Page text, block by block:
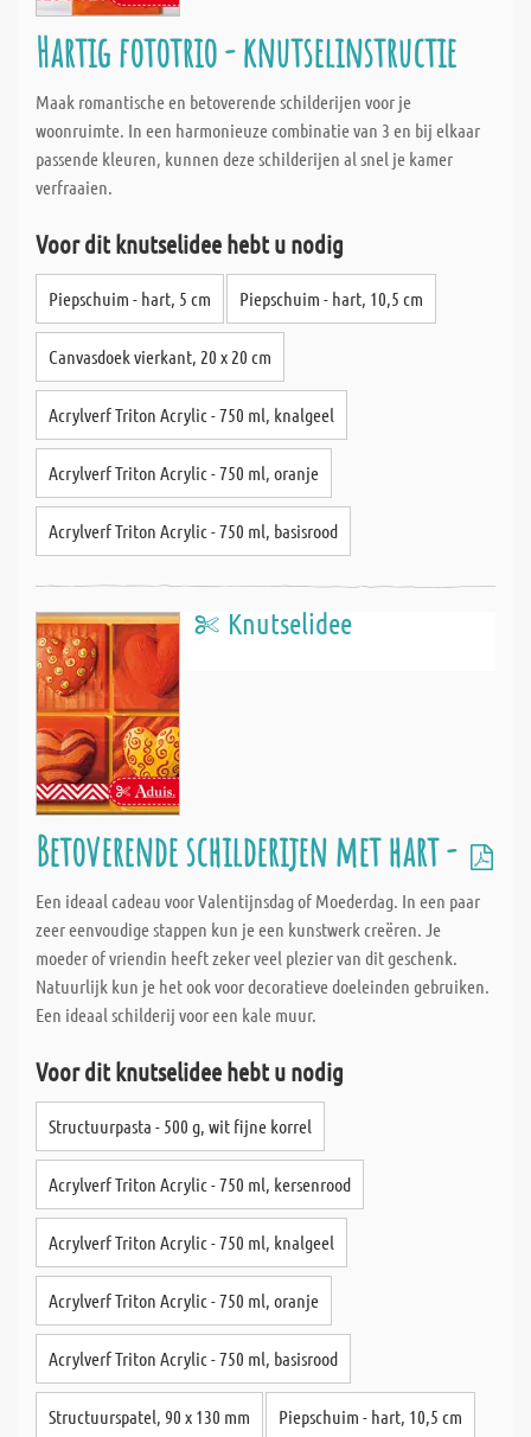
Hartig fototrio - knutselinstructie
Maak romantische en betoverende schilderijen voor je
woonruimte. In een harmonieuze combinatie van 3 en bij elkaar
passende kleuren, kunnen deze schilderijen al snel je kamer
verfraaien.
Voor dit knutselidee hebt u nodig
Piepschuim - hart, 5 cm Piepschuim - hart, 10,5 cm
Canvasdoek vierkant, 20 x 20 cm
Acrylverf Triton Acrylic - 750 ml, knalgeel
Acrylverf Triton Acrylic - 750 ml, oranje
Acrylverf Triton Acrylic - 750 ml, basisrood
Knutselidee
Betoverende schilderijen met hart -
Een ideaal cadeau voor Valentijnsdag of Moederdag. In een paar
zeer eenvoudige stappen kun je een kunstwerk creëren. Je
moeder of vriendin heeft zeker veel plezier van dit geschenk.
Natuurlijk kun je het ook voor decoratieve doeleinden gebruiken.
Een ideaal schilderij voor een kale muur.
Voor dit knutselidee hebt u nodig
Structuurpasta - 500 g, wit fijne korrel
Acrylverf Triton Acrylic - 750 ml, kersenrood
Acrylverf Triton Acrylic - 750 ml, knalgeel
Acrylverf Triton Acrylic - 750 ml, oranje
Acrylverf Triton Acrylic - 750 ml, basisrood
Structuurspatel, 90 x 130 mm Piepschuim - hart, 10,5 cm